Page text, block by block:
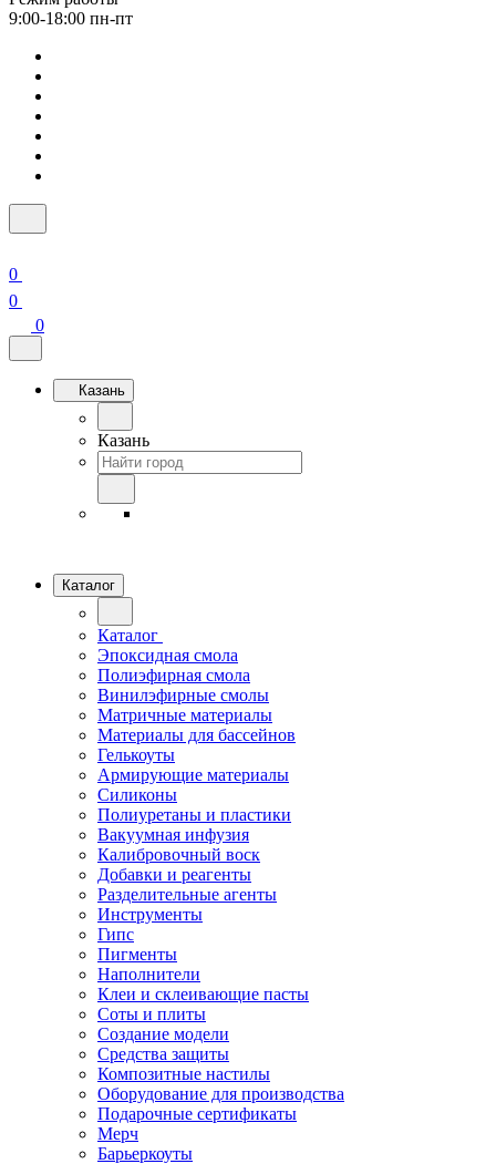
9:00-18:00 пн-пт
0
0
0
Казань
Казань
Каталог
Каталог
Эпоксидная смола
Полиэфирная смола
Винилэфирные смолы
Матричные материалы
Материалы для бассейнов
Гелькоуты
Армирующие материалы
Силиконы
Полиуретаны и пластики
Вакуумная инфузия
Калибровочный воск
Добавки и реагенты
Разделительные агенты
Инструменты
Гипс
Пигменты
Наполнители
Клеи и склеивающие пасты
Соты и плиты
Создание модели
Средства защиты
Композитные настилы
Оборудование для производства
Подарочные сертификаты
Мерч
Барьеркоуты